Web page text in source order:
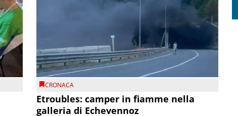
CRONACA
Etroubles: camper in fiamme nella
galleria di Echevennoz